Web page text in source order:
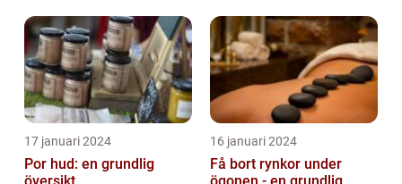
17 januari 2024
Por hud: en grundlig
16 januari 2024
Få bort rynkor under